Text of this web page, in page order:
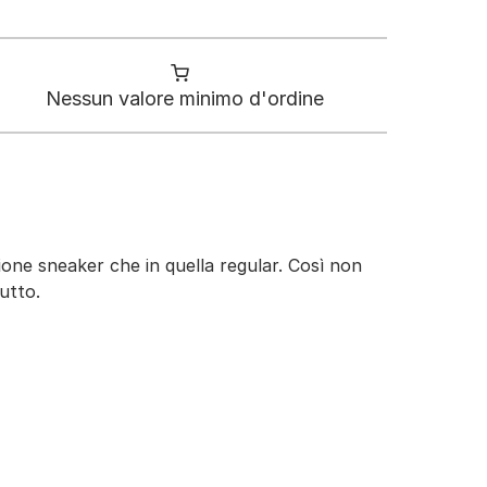
Nessun valore minimo d'ordine
sneaker che in quella regular. Così non